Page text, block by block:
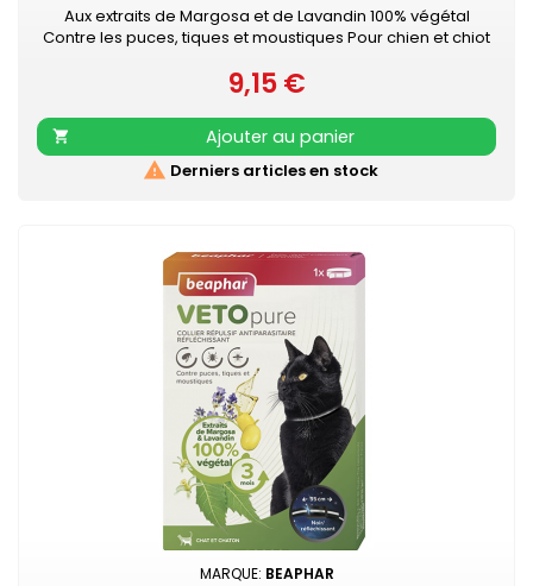
Aux extraits de Margosa et de Lavandin 100% végétal
Contre les puces, tiques et moustiques Pour chien et chiot
réfléchissant - longueur 60 cm) Diffusion continue des
extraits de Margosa et de Lavandin Contre les puces,
tiques et moustiques Protection de 3 mois Bande
réfléchissante Résiste à...
Prix
9,15 €

Ajouter au panier
 Derniers articles en stock
MARQUE: BEAPHAR